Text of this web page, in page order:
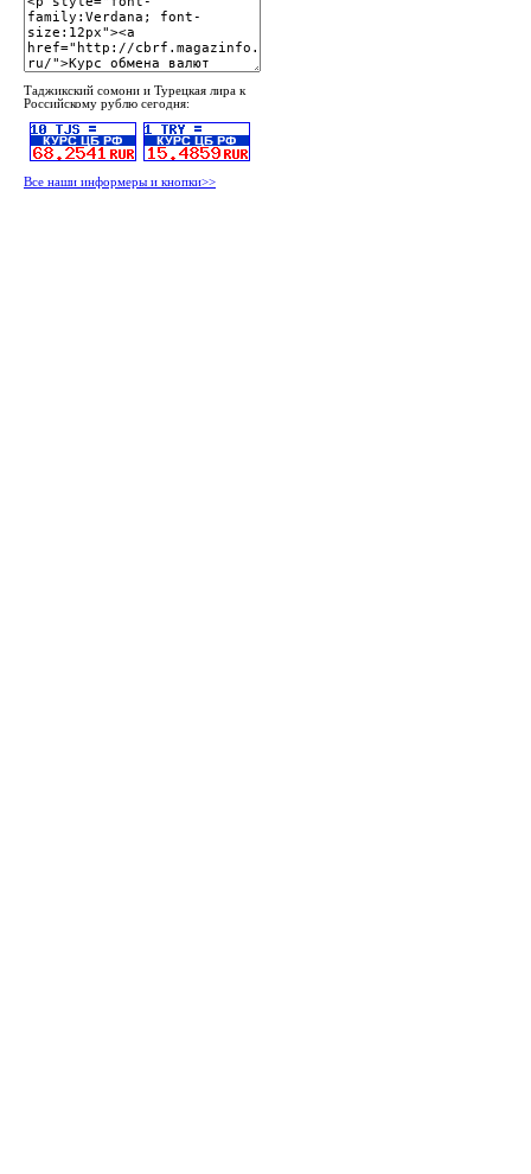
Таджикский сомони и Турецкая лира к
Российскому рублю сегодня:
Все наши информеры и кнопки>>